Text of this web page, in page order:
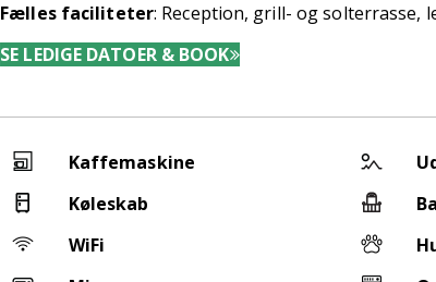
Fælles faciliteter: Reception, grill- og solterrasse,
SE LEDIGE DATOER & BOOK
Kaffemaskine
Køleskab
WiFi